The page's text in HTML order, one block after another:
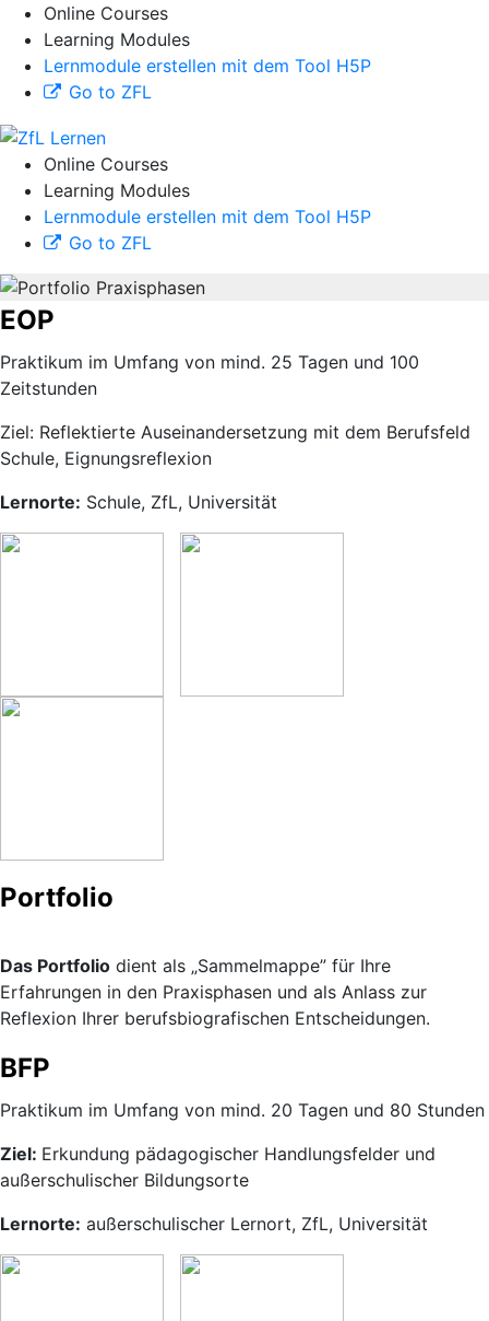
Online Courses
Learning Modules
Lernmodule erstellen mit dem Tool H5P
Go to ZFL
Online Courses
Learning Modules
Lernmodule erstellen mit dem Tool H5P
Go to ZFL
EOP
Praktikum im Umfang von mind. 25 Tagen und 100
Zeitstunden
Ziel: Reflektierte Auseinandersetzung mit dem Berufsfeld
Schule, Eignungsreflexion
Lernorte: Schule, ZfL, Universität
Portfolio
Das Portfolio dient als „Sammelmappe” für Ihre
Erfahrungen in den Praxisphasen und als Anlass zur
Reflexion Ihrer berufsbiografischen Entscheidungen.
BFP
Praktikum im Umfang von mind. 20 Tagen und 80 Stunden
Ziel: Erkundung pädagogischer Handlungsfelder und
außerschulischer Bildungsorte
Lernorte: außerschulischer Lernort, ZfL, Universität